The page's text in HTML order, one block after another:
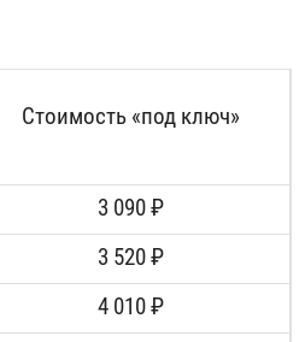
Стоимость «под ключ»
3 090 ₽
3 520 ₽
4 010 ₽